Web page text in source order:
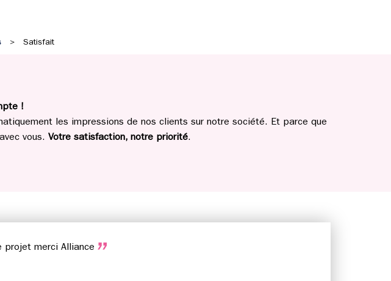
> Satisfait
!
les impressions de nos clients sur notre société. Et parce que
vous. Votre satisfaction, notre priorité.
projet merci Alliance